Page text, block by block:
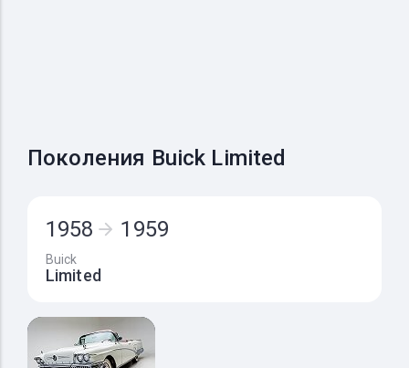
Поколения Buick Limited
1958 1959
Buick
Limited